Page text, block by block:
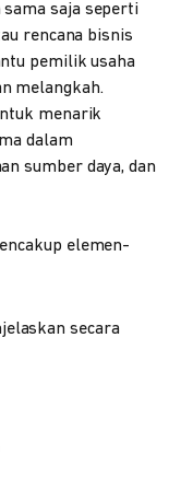
sama saja seperti
rencana bisnis
pemilik usaha
melangkah.
menarik
dalam
sumber daya, dan
elemen-
secara